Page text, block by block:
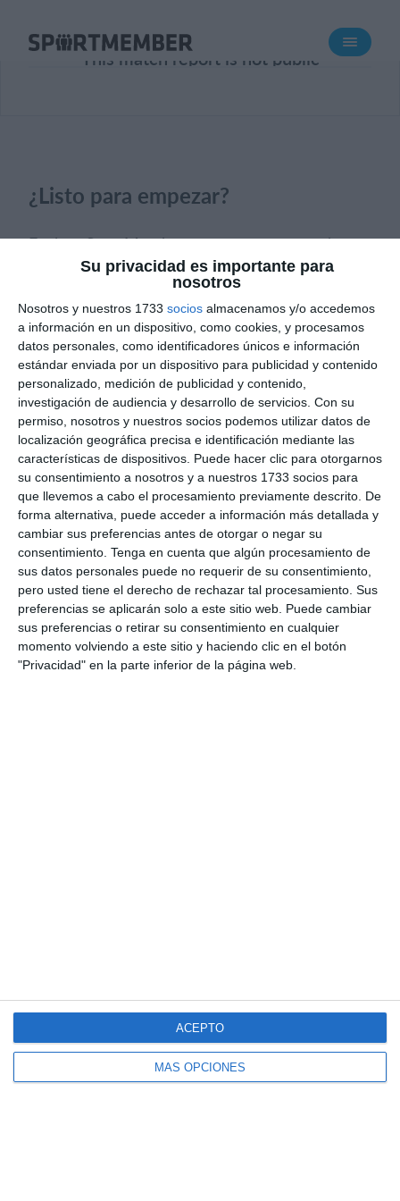
Su privacidad es importante para
nosotros
Nosotros y nuestros 1733 socios almacenamos y/o accedemos
a información en un dispositivo, como cookies, y procesamos
datos personales, como identificadores únicos e información
estándar enviada por un dispositivo para publicidad y contenido
personalizado, medición de publicidad y contenido,
investigación de audiencia y desarrollo de servicios. Con su
permiso, nosotros y nuestros socios podemos utilizar datos de
localización geográfica precisa e identificación mediante las
características de dispositivos. Puede hacer clic para otorgarnos
su consentimiento a nosotros y a nuestros 1733 socios para
que llevemos a cabo el procesamiento previamente descrito. De
forma alternativa, puede acceder a información más detallada y
cambiar sus preferencias antes de otorgar o negar su
consentimiento. Tenga en cuenta que algún procesamiento de
sus datos personales puede no requerir de su consentimiento,
pero usted tiene el derecho de rechazar tal procesamiento. Sus
preferencias se aplicarán solo a este sitio web. Puede cambiar
sus preferencias o retirar su consentimiento en cualquier
momento volviendo a este sitio y haciendo clic en el botón
"Privacidad" en la parte inferior de la página web.
MÁS OPCIONES
ACEPTO
Acerca de SportMember
Calendario
Gestión de pagos
Sitio web
Tienda Online
¿Cuanto cuesta?
Español
Iniciar sesión
This match report is not public
¿Listo para empezar?
Explora SportMember o crea una cuenta de
inmediato y comienza a administrar tu club.
También eres más que bienvenido a
contactarnos, nos encantaría ayudarte a
configurar tu club.
¿Necesitas ayuda? Crear perfil
¿Cuanto cuesta?
¿Qué necesidades tiene tu club? ¿Suscripción básica o
PRO?
Detalles de precios
SportMember
Contacto
Ayuda
Preguntas frecuentes
SportMember
Reglas deportivas